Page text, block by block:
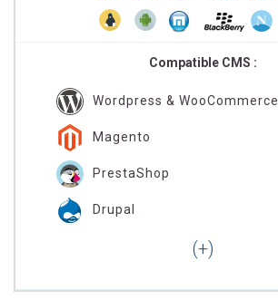
Compatible CMS :
Wordpress & WooCommerce
Magento
PrestaShop
Drupal